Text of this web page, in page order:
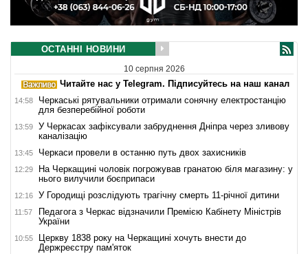
ОСТАННІ НОВИНИ
10 серпня 2026
Читайте нас у Telegram. Підписуйтесь на наш канал
14:58
Черкаські рятувальники отримали сонячну електростанцію
для безперебійної роботи
13:59
У Черкасах зафіксували забруднення Дніпра через зливову
каналізацію
13:45 Черкаси провели в останню путь двох захисників
12:29
На Черкащині чоловік погрожував гранатою біля магазину: у
нього вилучили боєприпаси
12:16 У Городищі розслідують трагічну смерть 11-річної дитини
11:57
Педагога з Черкас відзначили Премією Кабінету Міністрів
України
10:55
Церкву 1838 року на Черкащині хочуть внести до
Держреєстру пам'яток